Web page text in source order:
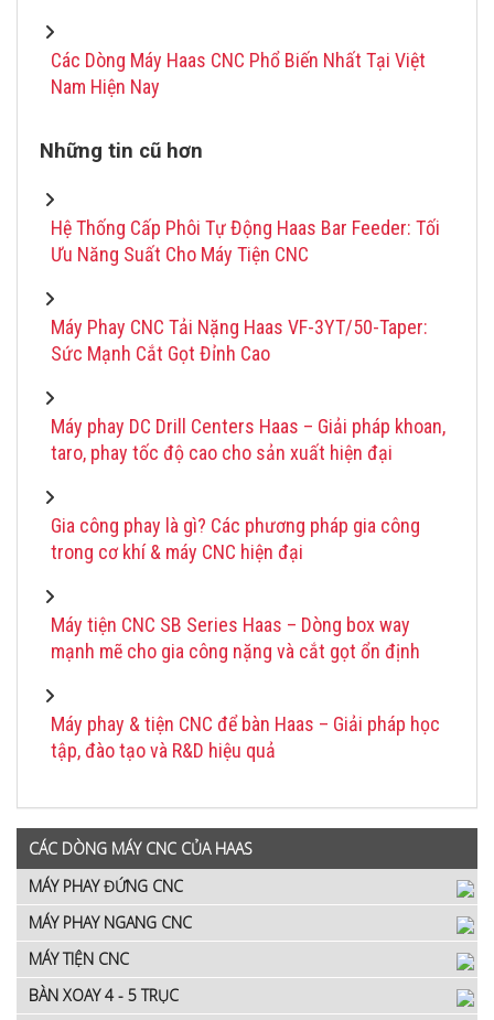
Các Dòng Máy Haas CNC Phổ Biến Nhất Tại Việt
Nam Hiện Nay
Những tin cũ hơn
Hệ Thống Cấp Phôi Tự Động Haas Bar Feeder: Tối
Ưu Năng Suất Cho Máy Tiện CNC
Máy Phay CNC Tải Nặng Haas VF-3YT/50-Taper:
Sức Mạnh Cắt Gọt Đỉnh Cao
Máy phay DC Drill Centers Haas – Giải pháp khoan,
taro, phay tốc độ cao cho sản xuất hiện đại
Gia công phay là gì? Các phương pháp gia công
trong cơ khí & máy CNC hiện đại
Máy tiện CNC SB Series Haas – Dòng box way
mạnh mẽ cho gia công nặng và cắt gọt ổn định
Máy phay & tiện CNC để bàn Haas – Giải pháp học
tập, đào tạo và R&D hiệu quả
CÁC DÒNG MÁY CNC CỦA HAAS
MÁY PHAY ĐỨNG CNC
MÁY PHAY NGANG CNC
MÁY TIỆN CNC
BÀN XOAY 4 - 5 TRỤC